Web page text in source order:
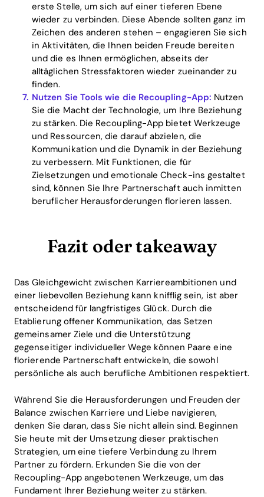
erste Stelle, um sich auf einer tieferen Ebene
wieder zu verbinden. Diese Abende sollten ganz im
Zeichen des anderen stehen – engagieren Sie sich
in Aktivitäten, die Ihnen beiden Freude bereiten
und die es Ihnen ermöglichen, abseits der
alltäglichen Stressfaktoren wieder zueinander zu
finden.
Nutzen Sie Tools wie die Recoupling-App: Nutzen
Sie die Macht der Technologie, um Ihre Beziehung
zu stärken. Die Recoupling-App bietet Werkzeuge
und Ressourcen, die darauf abzielen, die
Kommunikation und die Dynamik in der Beziehung
zu verbessern. Mit Funktionen, die für
Zielsetzungen und emotionale Check-ins gestaltet
sind, können Sie Ihre Partnerschaft auch inmitten
beruflicher Herausforderungen florieren lassen.
Fazit oder takeaway
Das Gleichgewicht zwischen Karriereambitionen und
einer liebevollen Beziehung kann knifflig sein, ist aber
entscheidend für langfristiges Glück. Durch die
Etablierung offener Kommunikation, das Setzen
gemeinsamer Ziele und die Unterstützung
gegenseitiger individueller Wege können Paare eine
florierende Partnerschaft entwickeln, die sowohl
persönliche als auch berufliche Ambitionen respektiert.
Während Sie die Herausforderungen und Freuden der
Balance zwischen Karriere und Liebe navigieren,
denken Sie daran, dass Sie nicht allein sind. Beginnen
Sie heute mit der Umsetzung dieser praktischen
Strategien, um eine tiefere Verbindung zu Ihrem
Partner zu fördern. Erkunden Sie die von der
Recoupling-App angebotenen Werkzeuge, um das
Fundament Ihrer Beziehung weiter zu stärken.